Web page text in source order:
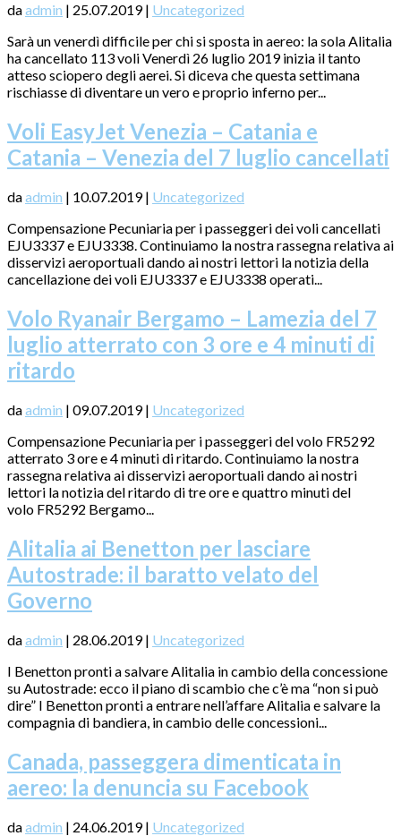
daadmin | 25.07.2019| Uncategorized
Sarà un venerdì difficile per chi si sposta in aereo: la sola Alitalia
ha cancellato 113 voli Venerdì 26 luglio 2019 inizia il tanto
atteso sciopero degli aerei. Si diceva che questa settimana
rischiasse di diventare un vero e proprio inferno per...
Voli EasyJet Venezia – Catania e
Catania – Venezia del 7 luglio cancellati
daadmin | 10.07.2019| Uncategorized
Compensazione Pecuniaria per i passeggeri dei voli cancellati
EJU3337 e EJU3338. Continuiamo la nostra rassegna relativa ai
disservizi aeroportuali dando ai nostri lettori la notizia della
cancellazione dei voli EJU3337 e EJU3338 operati...
Volo Ryanair Bergamo – Lamezia del 7
luglio atterrato con 3 ore e 4 minuti di
ritardo
daadmin | 09.07.2019| Uncategorized
Compensazione Pecuniaria per i passeggeri del volo FR5292
atterrato 3 ore e 4 minuti di ritardo. Continuiamo la nostra
rassegna relativa ai disservizi aeroportuali dando ai nostri
lettori la notizia del ritardo di tre ore e quattro minuti del
volo FR5292 Bergamo...
Alitalia ai Benetton per lasciare
Autostrade: il baratto velato del
Governo
daadmin | 28.06.2019| Uncategorized
I Benetton pronti a salvare Alitalia in cambio della concessione
su Autostrade: ecco il piano di scambio che c’è ma “non si può
dire” I Benetton pronti a entrare nell’affare Alitalia e salvare la
compagnia di bandiera, in cambio delle concessioni...
Canada, passeggera dimenticata in
aereo: la denuncia su Facebook
daadmin | 24.06.2019| Uncategorized